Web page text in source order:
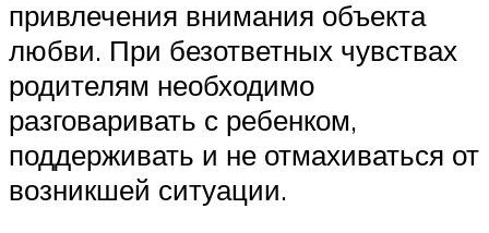
привлечения внимания объекта
любви. При безответных чувствах
родителям необходимо
разговаривать с ребенком,
поддерживать и не отмахиваться от
возникшей ситуации.